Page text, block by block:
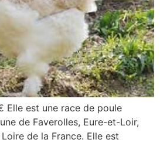
Elle est une race de poule
de Faverolles, Eure-et-Loir,
de la France. Elle est